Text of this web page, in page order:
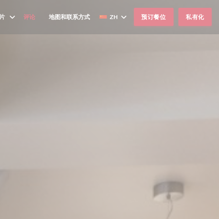
评论 ((在新窗口中打开))
地图和联系方式 ZH 预订餐位 私有化